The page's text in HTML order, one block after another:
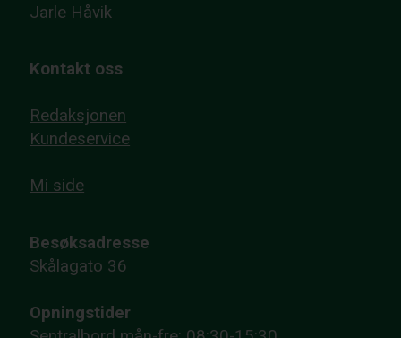
Jarle Håvik
Kontakt oss
Redaksjonen
Kundeservice
Mi side
Besøksadresse
Skålagato 36
Opningstider